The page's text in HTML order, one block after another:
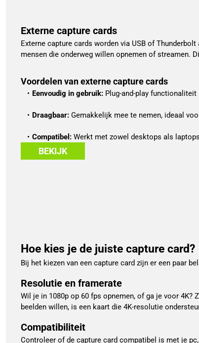
Externe capture cards
Externe capture cards worden via USB of
mensen die onderweg willen opnemen of streamen.
Voordelen van externe capture cards
Eenvoudig in gebruik: Plug-and-play functionaliteit
Draagbaar: Gemakkelijk mee te nemen, ideaal
Compatibel: Werkt met zowel desktops als
BEKIJK
Hoe kies je de juiste capture card?
Bij het kiezen van een capture card zijn er een paar
Resolutie en framerate
Wil je in 1080p op 60 fps opnemen, of ga je voor
beelden willen, is een kaart die 4K-resolutie
Compatibiliteit
Controleer of de capture card compatibel is met je